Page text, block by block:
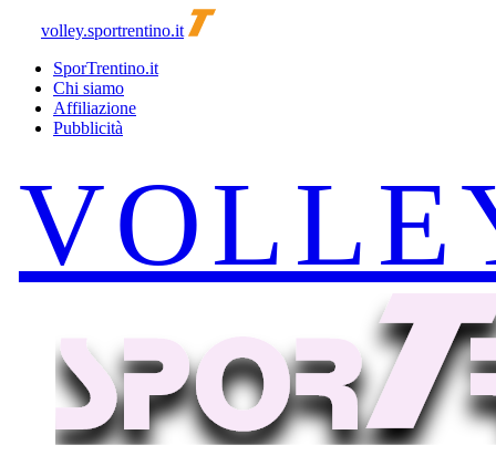
volley.sportrentino.it
SporTrentino.it
Chi siamo
Affiliazione
Pubblicità